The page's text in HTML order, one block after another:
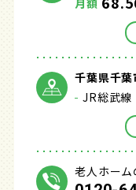
月額
千葉県千
JR総武線
老人ホー